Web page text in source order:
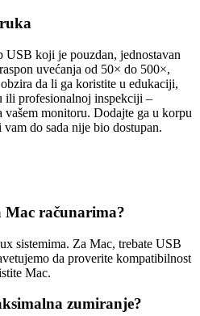
koji je pouzdan, jednostavan
uvećanja od 50× do 500×,
da li ga koristite u edukaciji,
ili profesionalnoj inspekciji –
monitoru. Dodajte ga u korpu
do sada nije bio dostupan.
računarima?
sistemima. Za Mac, trebate USB
da proverite kompatibilnost
Mac.
zumiranje?